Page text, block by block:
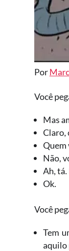
Por
Você
Mas
Claro,
Quem
Não,
Ah,
Ok.
Você
Tem
aquilo